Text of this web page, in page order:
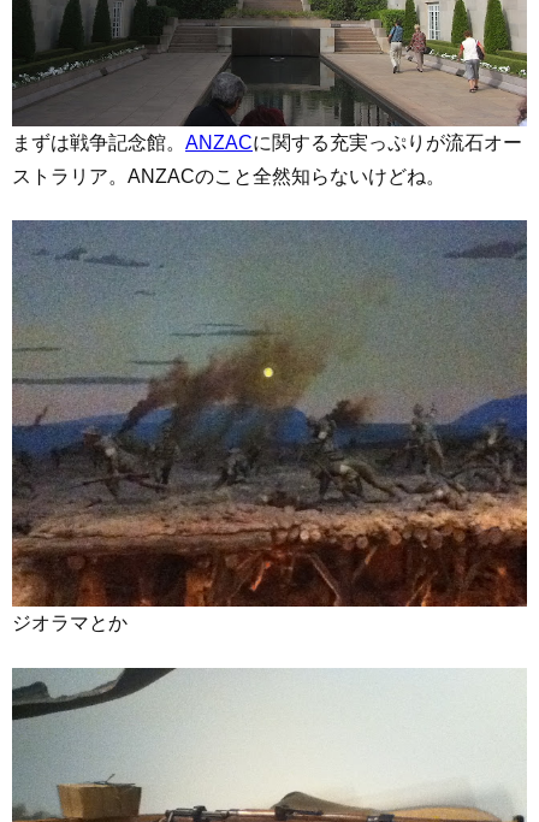
まずは戦争記念館。 ANZACに関する充実っぷりが流石オー
ストラリア。ANZACのこと全然知らないけどね。
ジオラマとか